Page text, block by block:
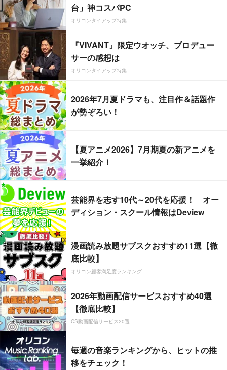
台」神コスパPC
オリコンタイアップ特集
『VIVANT』限定ウオッチ、プロデュー
サーの感想は
オリコンタイアップ特集
2026年7月夏ドラマも、注目作＆話題作
が勢ぞろい！
【夏アニメ2026】7月期夏の新アニメを
一挙紹介！
芸能界を志す10代～20代を応援！ オー
ディション・スクール情報はDeview
漫画読み放題サブスクおすすめ11選【徹
底比較】
オリコン顧客満足度ランキング
2026年動画配信サービスおすすめ40選
【徹底比較】
CS動画配信サービス20選
毎週の音楽ランキングから、ヒットの推
移をチェック！